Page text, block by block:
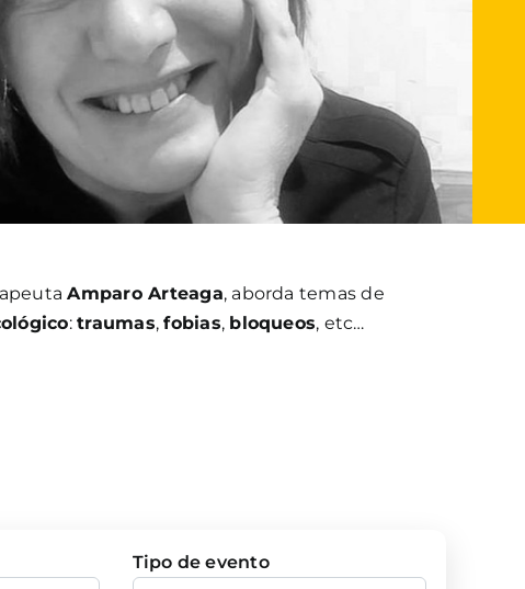
Amparo Arteaga, aborda temas de
:traumas,fobias, bloqueos, etc…
Tipo de evento